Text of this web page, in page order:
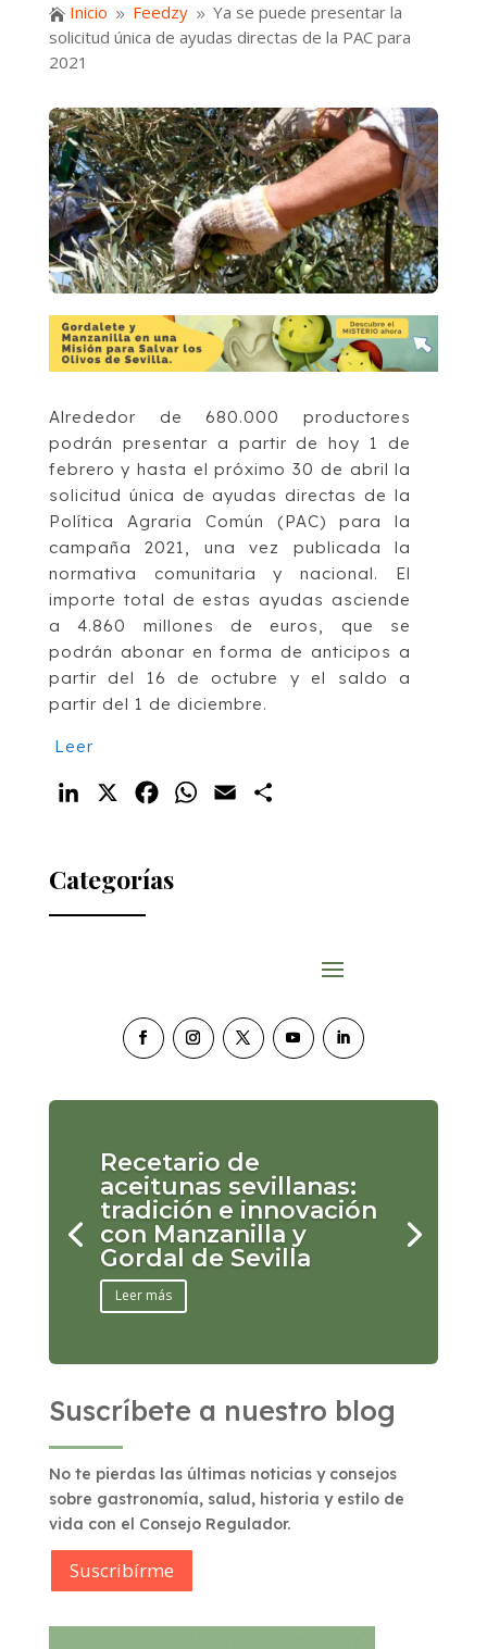
 Inicio 9 Feedzy 9 Ya se puede presentar la
solicitud única de ayudas directas de la PAC para
2021
Alrededor de 680.000 productores
podrán presentar a partir de hoy 1 de
febrero y hasta el próximo 30 de abril la
solicitud única de ayudas directas de la
Política Agraria Común (PAC) para la
campaña 2021, una vez publicada la
normativa comunitaria y nacional. El
importe total de estas ayudas asciende
a 4.860 millones de euros, que se
podrán abonar en forma de anticipos a
partir del 16 de octubre y el saldo a
partir del 1 de diciembre.
Leer
LinkedIn FacebookWhatsApp
Email
Categorías
Recetario de
aceitunas sevillanas:
tradición e innovación
con Manzanilla y
Gordal de Sevilla
Leer más
Suscríbete a nuestro blog
No te pierdas las últimas noticias y consejos
sobre gastronomía, salud, historia y estilo de
vida con el Consejo Regulador.
Suscribírme